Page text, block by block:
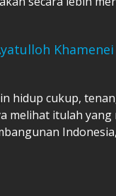
Khamenei
hidup cukup,
melihat itulah